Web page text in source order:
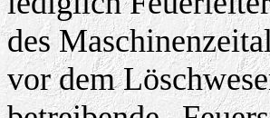
des
vor dem